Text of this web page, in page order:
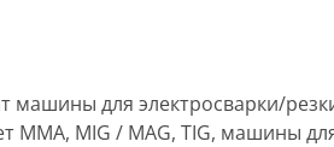
машины для электросварки/
MMA, MIG / MAG, TIG, машины